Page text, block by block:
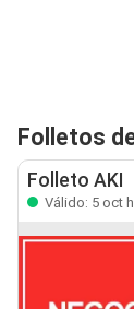
Folletos
Folleto AKI
Válido: 5 oct